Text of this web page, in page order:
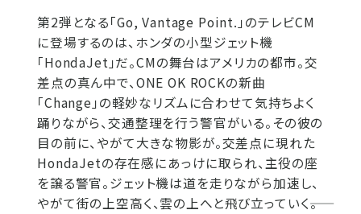
第2弾となる「Go, Vantage Point.」のテレビCM
に登場するのは、ホンダの小型ジェット機
「HondaJet」だ。CMの舞台はアメリカの都市。交
差点の真ん中で、ONE OK ROCKの新曲
「Change」の軽妙なリズムに合わせて気持ちよく
踊りながら、交通整理を行う警官がいる。その彼の
目の前に、やがて大きな物影が。交差点に現れた
HondaJetの存在感にあっけに取られ、主役の座
を譲る警官。ジェット機は道を走りながら加速し、
やがて街の上空高く、雲の上へと飛び立っていく――。